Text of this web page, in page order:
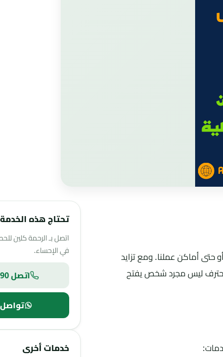
حتى أماكن عملنا. ومع تزايد
ليس مجرد شخص يفتح
تحتاج هذه
اتصل بـ الرحمة كلين
في الإحساء.
اتصل 0557180690
خدمات أخرى